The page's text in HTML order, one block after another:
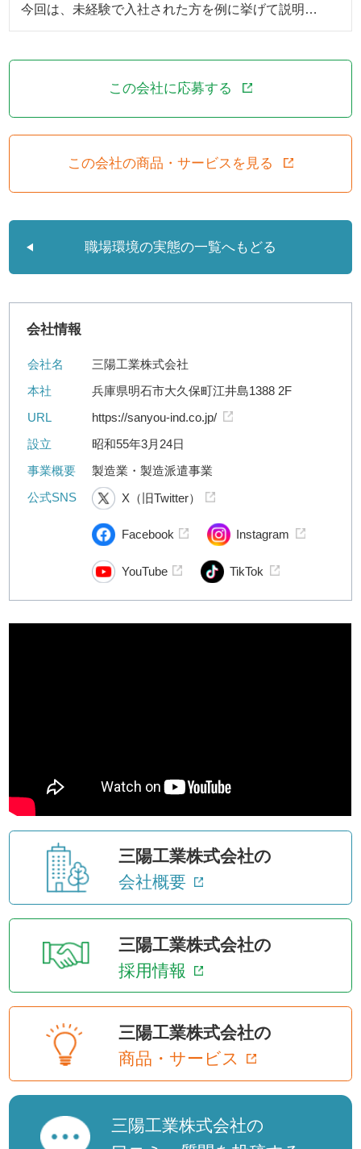
今回は、未経験で入社された方を例に挙げて説明…
この会社に応募する
この会社の商品・サービスを見る
職場環境の実態の一覧へもどる
会社情報
会社名
三陽工業株式会社
本社
兵庫県明石市大久保町江井島1388 2F
URL
https://sanyou-ind.co.jp/
設立
昭和55年3月24日
事業概要
製造業・製造派遣事業
公式SNS
X（旧Twitter）
Facebook Instagram
YouTube TikTok
三陽工業株式会社の
会社概要
三陽工業株式会社の
採用情報
三陽工業株式会社の
商品・サービス
三陽工業株式会社の